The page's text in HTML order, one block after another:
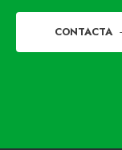
CONTACTA